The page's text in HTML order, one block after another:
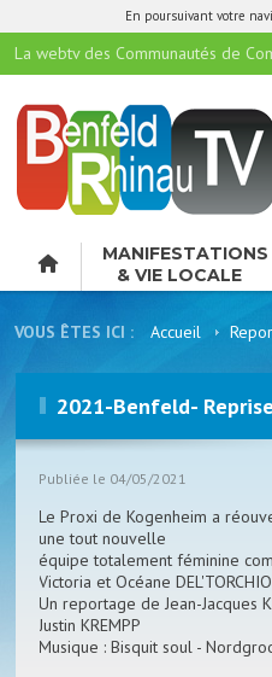
En poursuivant votre
La webtv des Communautés de
MANIFESTATIONS
& VIE LOCALE
VOUS ÊTES ICI : Accueil
2021-Benfeld-
Publiée le 04/05/2021
Le Proxi de Kogenheim a
une tout nouvelle
équipe totalement féminine
Victoria et Océane
Un reportage de Jean-Jacques
Justin KREMPP
Musique : Bisquit soul -